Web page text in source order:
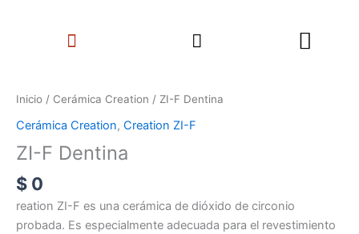
Menu Search
Inicio / Cerámica Creation / ZI-F Dentina
Cerámica Creation, Creation ZI-F
ZI-F Dentina
$ 0
reation ZI-F es una cerámica de dióxido de circonio
probada. Es especialmente adecuada para el revestimiento
F
cantidad